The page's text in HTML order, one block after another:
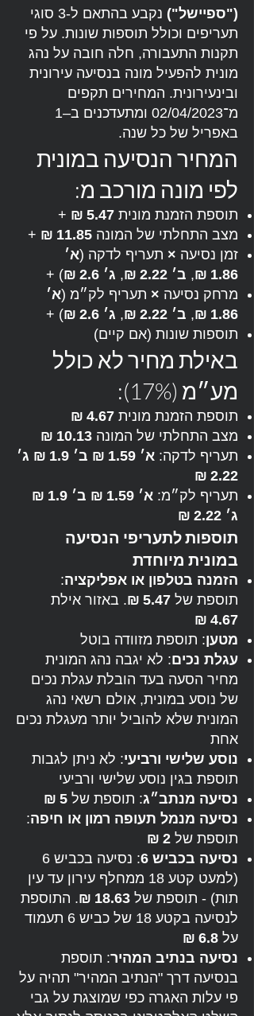
("ספיישל")
נקבע בהתאם ל-3 סוגי
תעריפים וכולל תוספות שונות. על פי
תקנות התעבורה, חלה חובה על נהג
מונית להפעיל מונה בנסיעה עירונית
ובינעירונית. המחירים תקפים
מ־02/04/2023 ומתעדכנים ב–1
באפריל של כל שנה.
המחיר הנסיעה במונית
לפי מונה מורכב מ:
תוספת הזמנת מונית 5.47 ₪
+
מצב התחלתי של המונה 11.85 ₪
+
זמן נסיעה × תעריף לדקה (א׳
1.86 ₪
, ב׳ 2.22 ₪ , ג׳ 2.6 ₪
) +
מרחק נסיעה × תעריף לק״מ (א׳
1.86 ₪
, ב׳ 2.22 ₪ , ג׳ 2.6 ₪
) +
תוספות שונות (אם קיים)
באילת מחיר לא כולל
מע״מ (17%):
תוספת הזמנת מונית 4.67 ₪
מצב התחלתי של המונה 10.13 ₪
תעריף לדקה: א׳ 1.59 ₪ ב׳ 1.9 ₪
ג׳
2.22 ₪
תעריף לק״מ: א׳ 1.59 ₪
ב׳ 1.9 ₪
ג׳ 2.22 ₪
תוספות לתעריפי הנסיעה
במונית מיוחדת
הזמנה בטלפון או אפליקציה:
תוספת של 5.47 ₪
. באזור אילת
4.67 ₪
מטען: תוספת מזוודה בוטל
עגלת נכים: לא יגבה נהג המונית
מחיר הסעה בעד הובלת עגלת נכים
של נוסע במונית, אולם רשאי נהג
המונית שלא להוביל יותר מעגלת נכים
אחת
נוסע שלישי ורביעי: לא ניתן לגבות
תוספת בגין נוסע שלישי ורביעי
נסיעה מנתב״ג: תוספת של 5 ₪
נסיעה מנמל תעופה רמון או חיפה:
תוספת של 2 ₪
נסיעה בכביש 6
: נסיעה בכביש 6
(למעט קטע 18 ממחלף עירון עד עין
תות) - תוספת של 18.63 ₪
. התוספת
לנסיעה בקטע 18 של כביש 6 תעמוד
על 6.8 ₪
נסיעה בנתיב המהיר: תוספת
בנסיעה דרך "הנתיב המהיר" תהיה על
פי עלות האגרה כפי שמוצגת על גבי